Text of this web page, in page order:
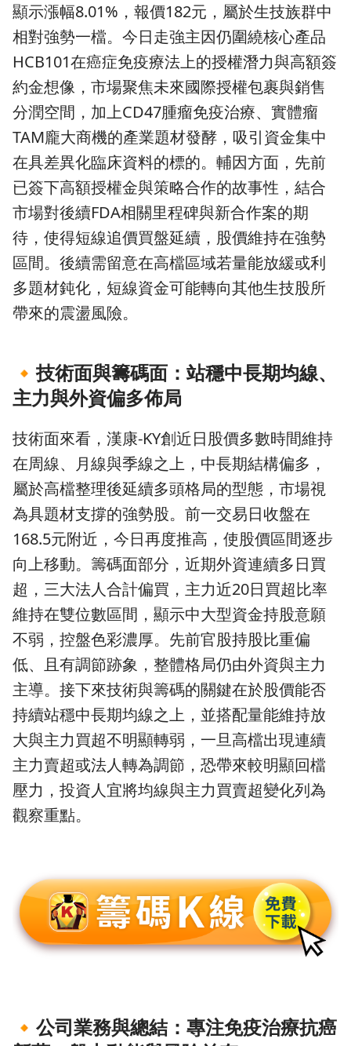
顯示漲幅8.01%，報價182元，屬於生技族群中
相對強勢一檔。今日走強主因仍圍繞核心產品
HCB101在癌症免疫療法上的授權潛力與高額簽
約金想像，市場聚焦未來國際授權包裹與銷售
分潤空間，加上CD47腫瘤免疫治療、實體瘤
TAM龐大商機的產業題材發酵，吸引資金集中
在具差異化臨床資料的標的。輔因方面，先前
已簽下高額授權金與策略合作的故事性，結合
市場對後續FDA相關里程碑與新合作案的期
待，使得短線追價買盤延續，股價維持在強勢
區間。後續需留意在高檔區域若量能放緩或利
多題材鈍化，短線資金可能轉向其他生技股所
帶來的震盪風險。
🔸技術面與籌碼面：站穩中長期均線、
主力與外資偏多佈局
技術面來看，漢康-KY創近日股價多數時間維持
在周線、月線與季線之上，中長期結構偏多，
屬於高檔整理後延續多頭格局的型態，市場視
為具題材支撐的強勢股。前一交易日收盤在
168.5元附近，今日再度推高，使股價區間逐步
向上移動。籌碼面部分，近期外資連續多日買
超，三大法人合計偏買，主力近20日買超比率
維持在雙位數區間，顯示中大型資金持股意願
不弱，控盤色彩濃厚。先前官股持股比重偏
低、且有調節跡象，整體格局仍由外資與主力
主導。接下來技術與籌碼的關鍵在於股價能否
持續站穩中長期均線之上，並搭配量能維持放
大與主力買超不明顯轉弱，一旦高檔出現連續
主力賣超或法人轉為調節，恐帶來較明顯回檔
壓力，投資人宜將均線與主力買賣超變化列為
觀察重點。
🔸 公司業務與總結：專注免疫治療抗癌